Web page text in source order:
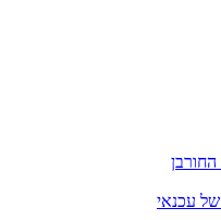
עכנאי